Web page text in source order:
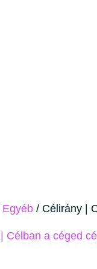
Egyéb / Célirány |